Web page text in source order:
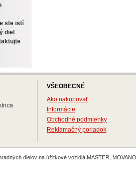
ste istí
diel
VŠEOBECNÉ
Ako nakupovať
Informácie
Obchodné podmienky
Reklamačný poriadok
dielov na úžitkové vozidlá MASTER,